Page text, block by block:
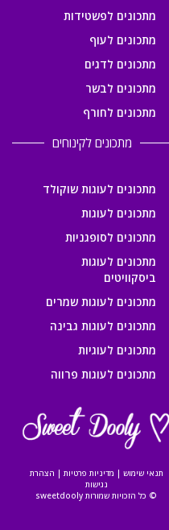
מתכונים לפשטידות
מתכונים לעוף
מתכונים לדגים
מתכונים לבשר
מתכונים לחורף
מתכונים לקינוחים
מתכונים לעוגות שוקולד
מתכונים לעוגות
מתכונים לסופגניות
מתכונים לעוגות
ביסקוויטים
מתכונים לעוגות שמרים
מתכונים לעוגות גבינה
מתכונים לעוגיות
מתכונים לעוגות פרווה
תנאי שימוש | מדיניות פרטיות | הצהרת
נגישות
© כל הזכויות שמורות sweetdooly